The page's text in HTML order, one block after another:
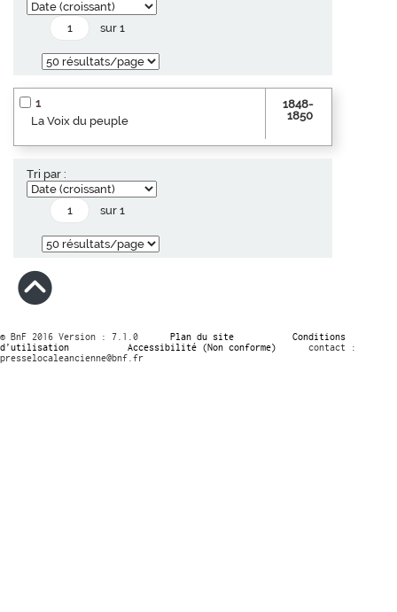
sur 1
1
La Voix du peuple
1848-
1850
Tri par :
sur 1
© BnF 2016 Version : 7.1.0 Plan du site
Conditions
d’utilisation
Accessibilité (Non conforme)
contact :
presselocaleancienne@bnf.fr